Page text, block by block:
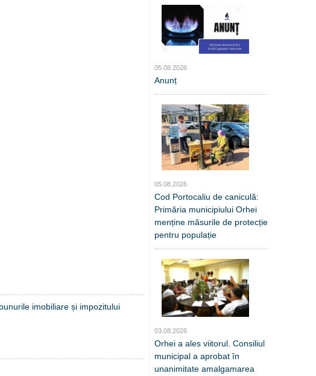
imobiliare și impozitului
05.08.2026
Anunț
05.08.2026
Cod Portocaliu de caniculă:
Primăria municipiului Orhei
menține măsurile de protecție
pentru populație
03.08.2026
Orhei a ales viitorul. Consiliul
municipal a aprobat în
unanimitate amalgamarea